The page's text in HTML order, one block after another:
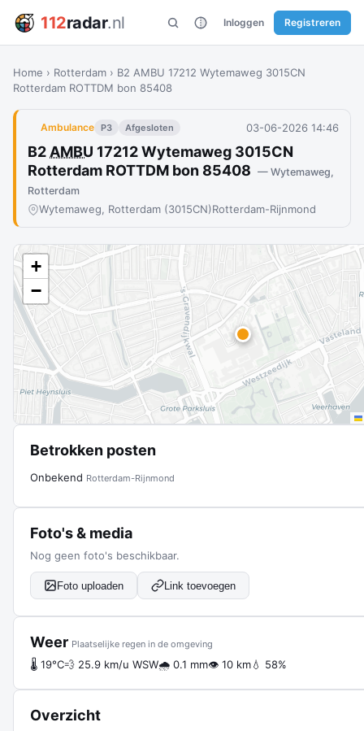
112radar.nl Inloggen Registreren
Home › Rotterdam › B2 AMBU 17212 Wytemaweg 3015CN
Rotterdam ROTTDM bon 85408
Ambulance P3 Afgesloten 03-06-2026 14:46
B2 AMBU 17212 Wytemaweg 3015CN
Rotterdam ROTTDM bon 85408 — Wytemaweg,
Rotterdam
Wytemaweg, Rotterdam (3015CN)Rotterdam-Rijnmond
+
−
Betrokken posten
Onbekend Rotterdam-Rijnmond
Foto's & media
Nog geen foto's beschikbaar.
Foto uploaden Link toevoegen
Weer Plaatselijke regen in de omgeving
🌡 19°C💨 25.9 km/u WSW🌧 0.1 mm👁 10 km💧 58%
Overzicht